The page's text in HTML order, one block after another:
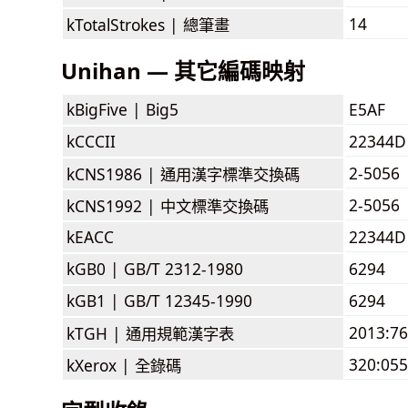
kTotalStrokes | 總筆畫 14
Unihan — 其它編碼映射
kBigFive | Big5
E5AF
kCCCII
22344D
kCNS1986 | 通用漢字標準交換碼
2-5056
kCNS1992 | 中文標準交換碼
2-5056
kEACC
22344D
kGB0 | GB/T 2312-1980
6294
kGB1 | GB/T 12345-1990
6294
kTGH | 通用規範漢字表
kXerox | 全錄碼 320:055